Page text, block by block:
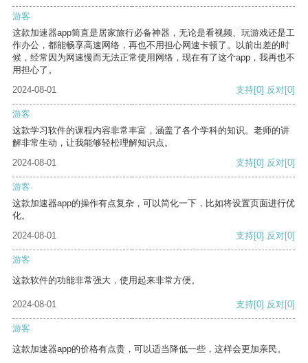
游客
这款加速器app简直是居家旅行必备神器，无论是看视频、玩游戏还是工
作办公，都能畅享高速网络，再也不用担心网速卡顿了。以前出差的时
候，经常因为网速慢而无法正常使用网络，现在有了这个app，我再也不
用担心了。
2024-08-01
支持[0] 反对[0]
游客
这款学习软件的课程内容非常丰富，涵盖了各个学科的知识。老师的讲
解非常生动，让我能够轻松理解知识点。
2024-08-01
支持[0] 反对[0]
游客
这款加速器app的操作有点复杂，可以简化一下，比如将设置页面进行优
化。
2024-08-01
支持[0] 反对[0]
游客
这款软件的功能非常强大，使用起来非常方便。
2024-08-01 支持[0] 反对[0]
游客
这款加速器app的价格有点贵，可以适当降低一些，这样会更加亲民。